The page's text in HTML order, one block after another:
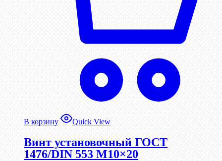
В корзину Quick View
Винт установочный ГОСТ
1476/DIN 553 М10×20